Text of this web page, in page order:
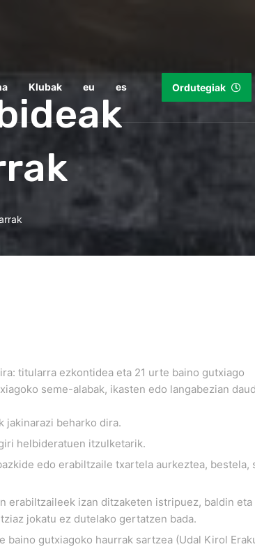
Klubak eu es Ordutegiak
titularra ezkontidea eta 21 urte baino gutxiago
seme-alabak, ikasten edo langabezian
jakinarazi beharko dira.
helbideratuen itzulketarik.
edo erabiltzaile txartela aurkeztea, bestela,
erabiltzaileek izan ditzaketen istripuez, baldin eta
jokatu ez dutelako gertatzen bada.
baino gutxiagoko haurrak sartzea (Udal Kirol